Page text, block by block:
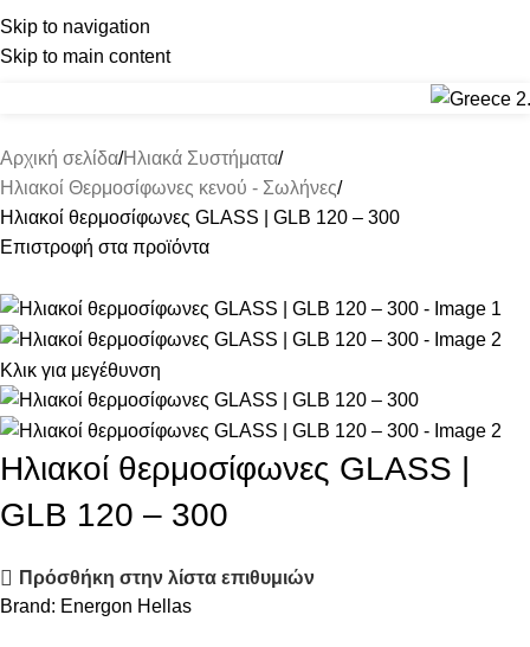
Skip to navigation
Skip to main content
(+30) 22210 22370
Αρχική σελίδα Ηλιακά Συστήματα
Ηλιακοί Θερμοσίφωνες κενού - Σωλήνες
Ηλιακοί θερμοσίφωνες GLASS | GLB 120 – 300
Επιστροφή στα προϊόντα
Κλικ για μεγέθυνση
Ηλιακοί θερμοσίφωνες GLASS |
GLB 120 – 300
Πρόσθήκη στην λίστα επιθυμιών
Brand: Energon Hellas